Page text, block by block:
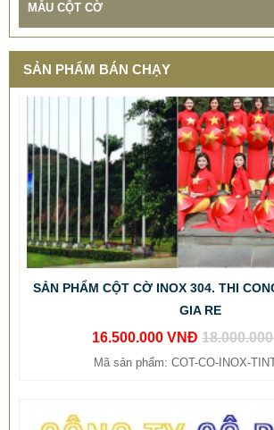
MẪU CỘT CỜ
SẢN PHẨM BÁN CHẠY
SẢN PHẨM CỘT CỜ INOX 304. THI